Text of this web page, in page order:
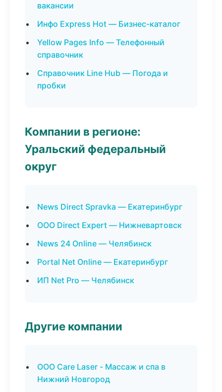
вакансии
Инфо Express Hot — Бизнес-каталог
Yellow Pages Info — Телефонный
справочник
Справочник Line Hub — Погода и
пробки
Компании в регионе:
Уральский федеральный
округ
News Direct Spravka — Екатеринбург
ООО Direct Expert — Нижневартовск
News 24 Online — Челябинск
Portal Net Online — Екатеринбург
ИП Net Pro — Челябинск
Другие компании
ООО Care Laser - Массаж и спа в
Нижний Новгород